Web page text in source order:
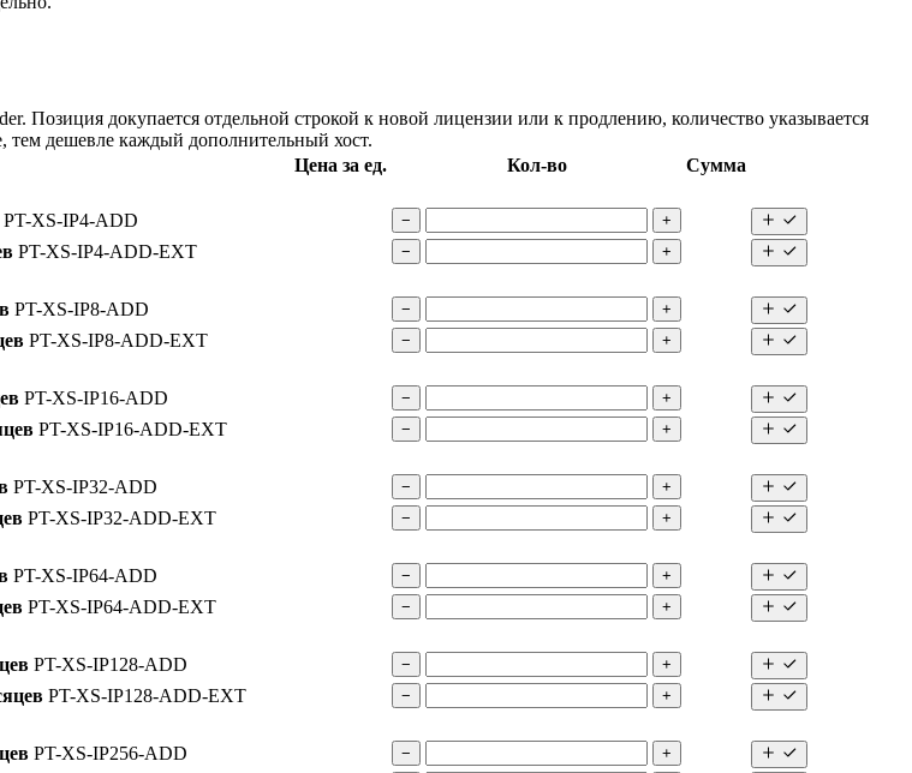
Позиция докупается отдельной строкой к новой лицензии или к продлению, количество указывается
тем дешевле каждый дополнительный хост.
Цена за ед. Кол-во
Сумма
PT-XS-IP4-ADD − +
PT-XS-IP4-ADD-EXT − +
PT-XS-IP8-ADD − +
PT-XS-IP8-ADD-EXT − +
PT-XS-IP16-ADD − +
PT-XS-IP16-ADD-EXT − +
PT-XS-IP32-ADD − +
PT-XS-IP32-ADD-EXT − +
PT-XS-IP64-ADD − +
PT-XS-IP64-ADD-EXT − +
PT-XS-IP128-ADD − +
PT-XS-IP128-ADD-EXT − +
PT-XS-IP256-ADD − +